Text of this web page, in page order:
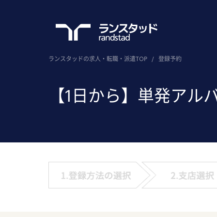
ランスタッドの求人・転職・派遣TOP / 登録予約
【1日から】単発アル